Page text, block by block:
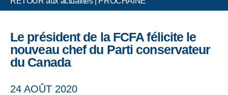
Le président de la FCFA félicite le
nouveau chef du Parti conservateur
du Canada
24 AOÛT 2020